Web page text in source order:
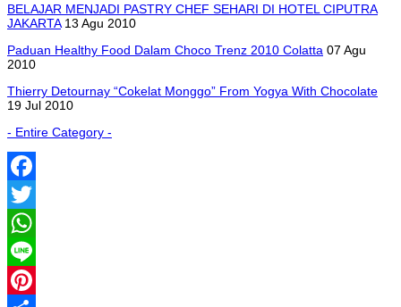
BELAJAR MENJADI PASTRY CHEF SEHARI DI HOTEL CIPUTRA
JAKARTA13 Agu 2010
Paduan Healthy Food Dalam Choco Trenz 2010 Colatta 07 Agu
2010
Thierry Detournay “Cokelat Monggo” From Yogya With Chocolate
19 Jul 2010
- Entire Category -
Facebook
Twitter
WhatsApp
Line